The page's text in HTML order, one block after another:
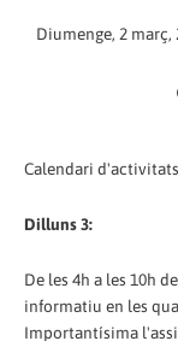
Diumenge, 2 març,
Calendari
Dilluns 3:
De les 4h a les 10h
informatiu en les
Importantísima